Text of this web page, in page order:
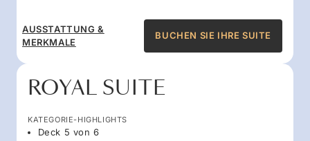
AUSSTATTUNG &
MERKMALE
BUCHEN SIE IHRE SUITE
ROYAL SUITE
KATEGORIE-HIGHLIGHTS
Deck 5 von 6